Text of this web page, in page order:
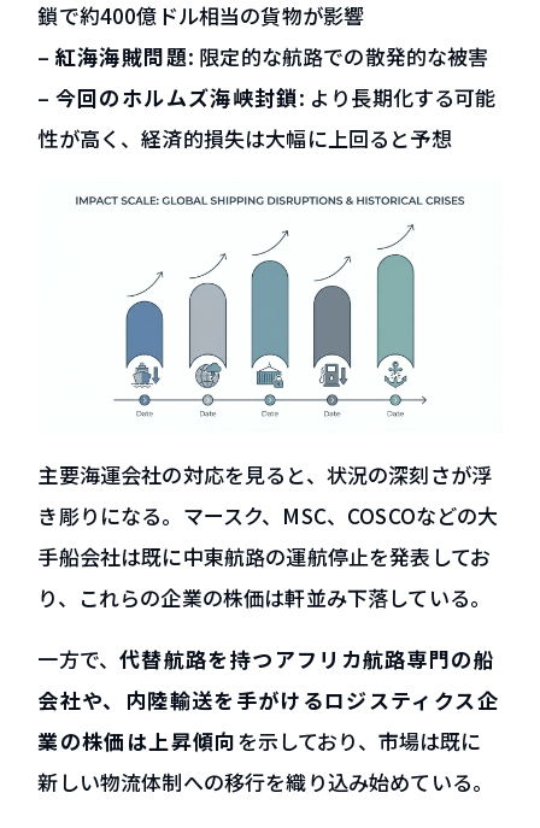
鎖で約400億ドル相当の貨物が影響
– 紅海海賊問題: 限定的な航路での散発的な被害
– 今回のホルムズ海峡封鎖: より長期化する可能
性が高く、経済的損失は大幅に上回ると予想
主要海運会社の対応を見ると、状況の深刻さが浮
き彫りになる。マースク、MSC、COSCOなどの大
手船会社は既に中東航路の運航停止を発表してお
り、これらの企業の株価は軒並み下落している。
一方で、代替航路を持つアフリカ航路専門の船
会社や、内陸輸送を手がけるロジスティクス企
業の株価は上昇傾向を示しており、市場は既に
新しい物流体制への移行を織り込み始めている。